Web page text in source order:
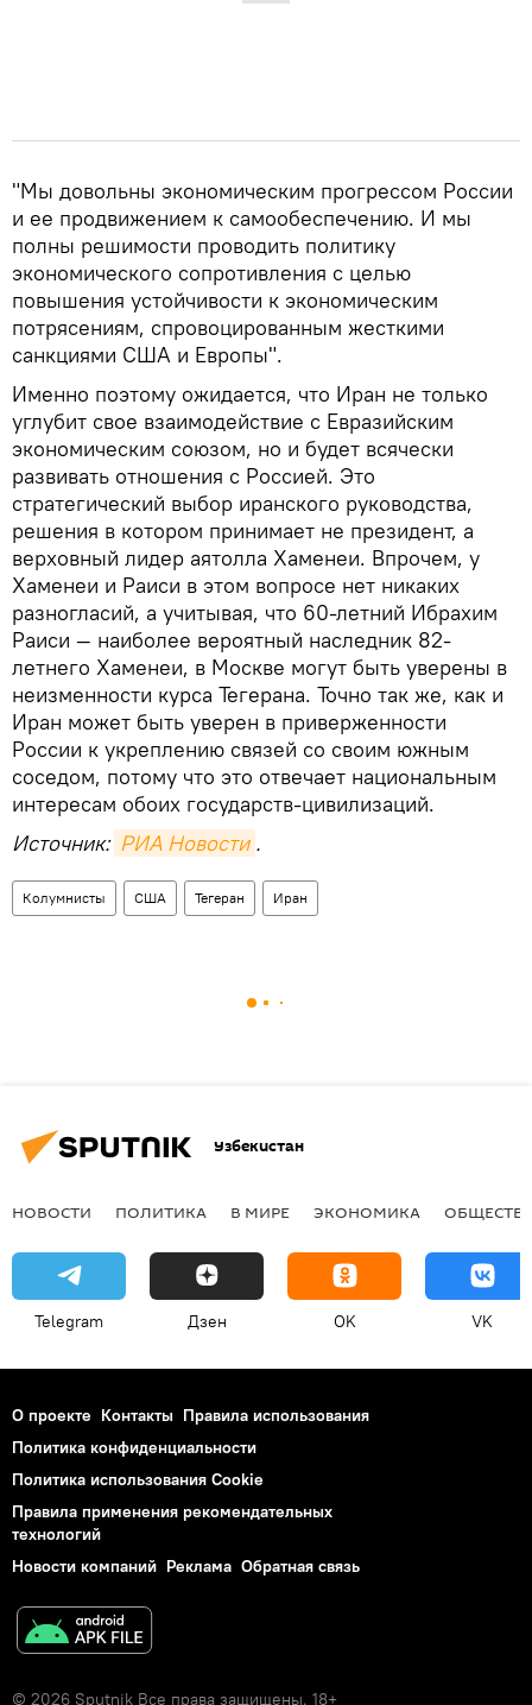
"Мы довольны экономическим прогрессом России
и ее продвижением к самообеспечению. И мы
полны решимости проводить политику
экономического сопротивления с целью
повышения устойчивости к экономическим
потрясениям, спровоцированным жесткими
санкциями США и Европы".
Именно поэтому ожидается, что Иран не только
углубит свое взаимодействие с Евразийским
экономическим союзом, но и будет всячески
развивать отношения с Россией. Это
стратегический выбор иранского руководства,
решения в котором принимает не президент, а
верховный лидер аятолла Хаменеи. Впрочем, у
Хаменеи и Раиси в этом вопросе нет никаких
разногласий, а учитывая, что 60-летний Ибрахим
Раиси — наиболее вероятный наследник 82-
летнего Хаменеи, в Москве могут быть уверены в
неизменности курса Тегерана. Точно так же, как и
Иран может быть уверен в приверженности
России к укреплению связей со своим южным
соседом, потому что это отвечает национальным
интересам обоих государств-цивилизаций.
Источник: РИА Новости .
Колумнисты США Тегеран Иран
Узбекистан
НОВОСТИ ПОЛИТИКА В МИРЕ ЭКОНОМИКА
Telegram Дзен OK VK
О проекте Контакты Правила использования
Политика конфиденциальности
Политика использования Cookie
Правила применения рекомендательных
технологий
Новости компаний Реклама Обратная связь
© 2026 Sputnik Все права защищены. 18+